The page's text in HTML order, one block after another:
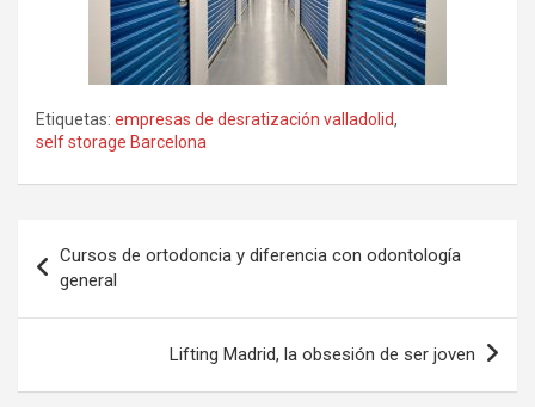
Etiquetas: empresas de desratización valladolid,
self storage Barcelona
de
entradas
Cursos de ortodoncia y diferencia con odontología
general
Lifting Madrid, la obsesión de ser joven